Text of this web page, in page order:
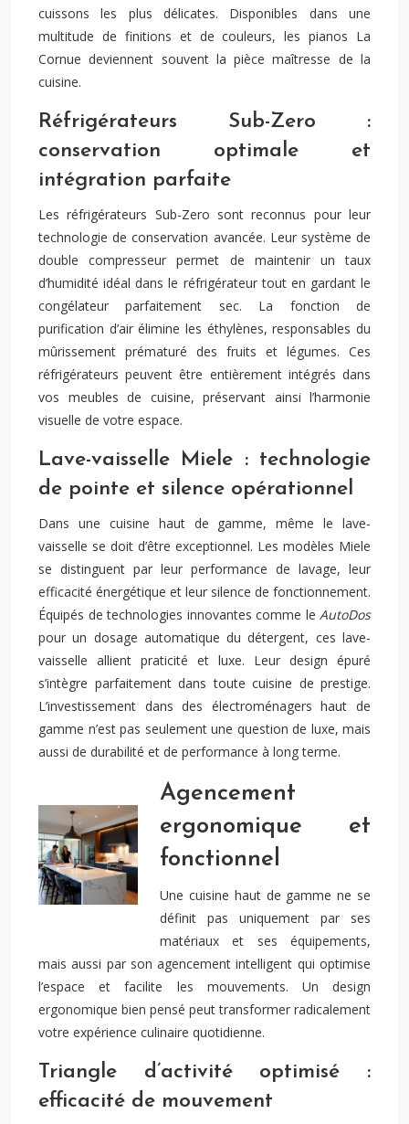
cuissons les plus délicates. Disponibles dans une
multitude de finitions et de couleurs, les pianos La
Cornue deviennent souvent la pièce maîtresse de la
cuisine.
Réfrigérateurs Sub-Zero :
conservation optimale et
intégration parfaite
Les réfrigérateurs Sub-Zero sont reconnus pour leur
technologie de conservation avancée. Leur système de
double compresseur permet de maintenir un taux
d’humidité idéal dans le réfrigérateur tout en gardant le
congélateur parfaitement sec. La fonction de
purification d’air élimine les éthylènes, responsables du
mûrissement prématuré des fruits et légumes. Ces
réfrigérateurs peuvent être entièrement intégrés dans
vos meubles de cuisine, préservant ainsi l’harmonie
visuelle de votre espace.
Lave-vaisselle Miele : technologie
de pointe et silence opérationnel
Dans une cuisine haut de gamme, même le lave-
vaisselle se doit d’être exceptionnel. Les modèles Miele
se distinguent par leur performance de lavage, leur
efficacité énergétique et leur silence de fonctionnement.
Équipés de technologies innovantes comme le AutoDos
pour un dosage automatique du détergent, ces lave-
vaisselle allient praticité et luxe. Leur design épuré
s’intègre parfaitement dans toute cuisine de prestige.
L’investissement dans des électroménagers haut de
gamme n’est pas seulement une question de luxe, mais
aussi de durabilité et de performance à long terme.
Agencement
ergonomique et
fonctionnel
Une cuisine haut de gamme ne se
définit pas uniquement par ses
matériaux et ses équipements,
mais aussi par son agencement intelligent qui optimise
l’espace et facilite les mouvements. Un design
ergonomique bien pensé peut transformer radicalement
votre expérience culinaire quotidienne.
Triangle d’activité optimisé :
efficacité de mouvement